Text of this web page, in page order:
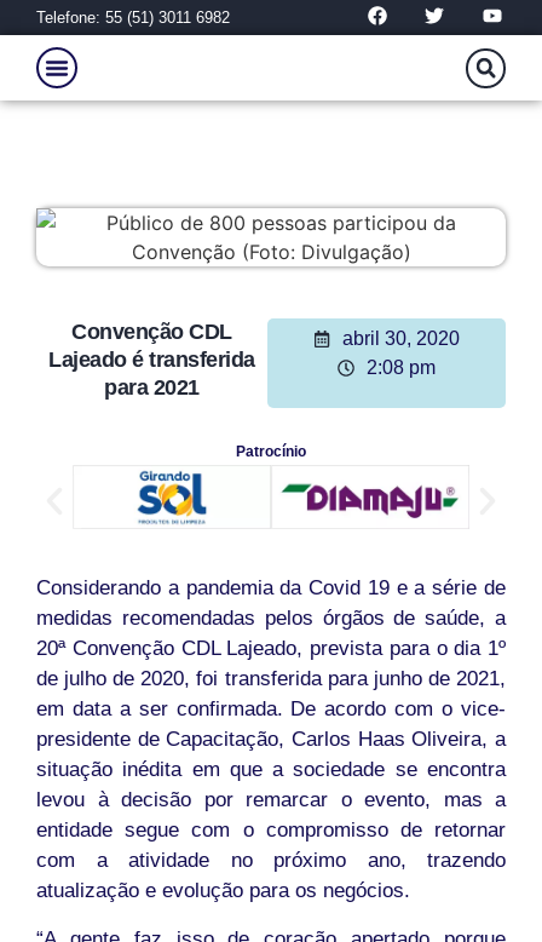
Telefone: 55 (51) 3011 6982
Convenção CDL
Lajeado é transferida
para 2021
abril 30, 2020
2:08 pm
Patrocínio
Considerando a pandemia da Covid 19 e a série de
medidas recomendadas pelos órgãos de saúde, a
20ª Convenção CDL Lajeado, prevista para o dia 1º
de julho de 2020, foi transferida para junho de 2021,
em data a ser confirmada. De acordo com o vice-
presidente de Capacitação, Carlos Haas Oliveira, a
situação inédita em que a sociedade se encontra
levou à decisão por remarcar o evento, mas a
entidade segue com o compromisso de retornar
com a atividade no próximo ano, trazendo
atualização e evolução para os negócios.